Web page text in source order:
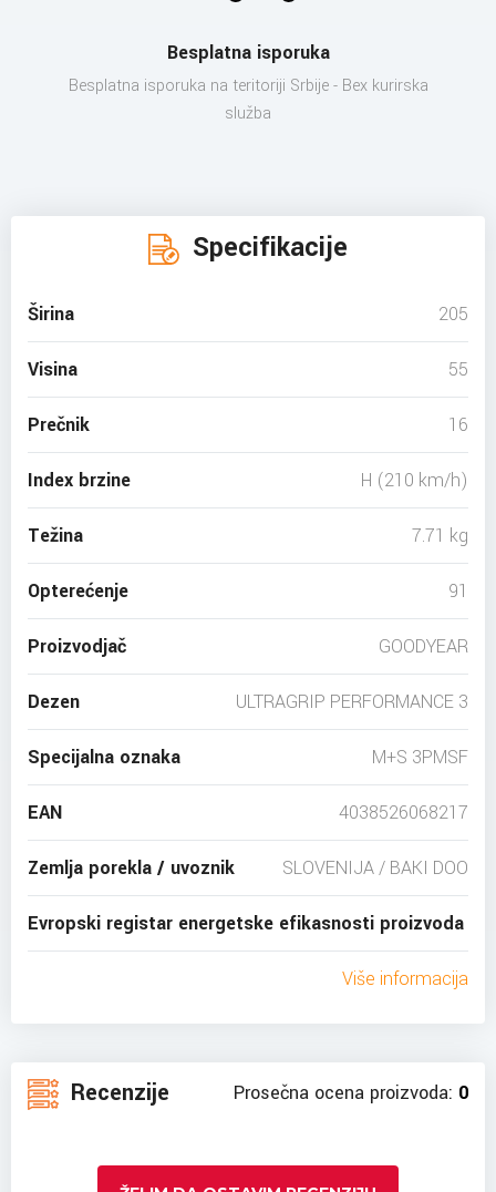
Besplatna isporuka
Besplatna isporuka na teritoriji Srbije - Bex kurirska
služba
Specifikacije
Širina 205
Visina 55
Prečnik 16
Index brzine H (210 km/h)
Težina 7.71 kg
Opterećenje 91
Proizvodjač GOODYEAR
Dezen ULTRAGRIP PERFORMANCE 3
Specijalna oznaka M+S 3PMSF
EAN 4038526068217
Zemlja porekla / uvoznik SLOVENIJA / BAKI DOO
Evropski registar energetske efikasnosti proizvoda
Više informacija
Recenzije Prosečna ocena proizvoda: 0